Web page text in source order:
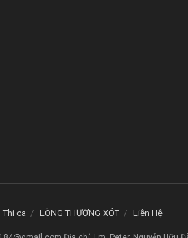
Thi ca LÒNG THƯƠNG XÓT Liên Hệ